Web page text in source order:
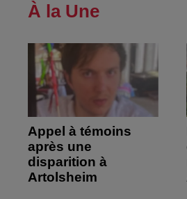
À la Une
Appel à témoins
après une
disparition à
Artolsheim